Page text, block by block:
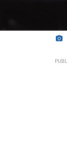
photo_camera